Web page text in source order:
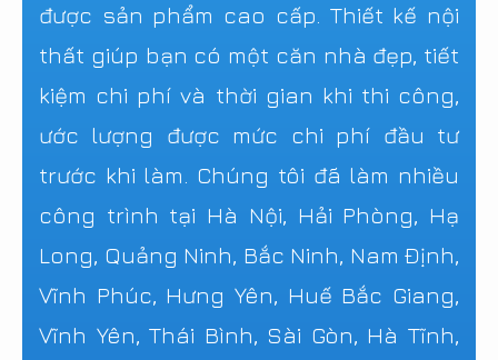
được sản phẩm cao cấp. Thiết kế nội
thất giúp bạn có một căn nhà đẹp, tiết
kiệm chi phí và thời gian khi thi công,
ước lượng được mức chi phí đầu tư
trước khi làm. Chúng tôi đã làm nhiều
công trình tại Hà Nội, Hải Phòng, Hạ
Long, Quảng Ninh, Bắc Ninh, Nam Định,
Vĩnh Phúc, Hưng Yên, Huế Bắc Giang,
Vĩnh Yên, Thái Bình, Sài Gòn, Hà Tĩnh,